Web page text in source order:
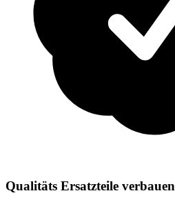
Qualitäts Ersatzteile verbauen